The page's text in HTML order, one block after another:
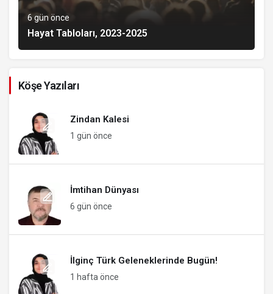
6 gün önce
Hayat Tabloları, 2023-2025
Köşe Yazıları
Zindan Kalesi
1 gün önce
İmtihan Dünyası
6 gün önce
İlginç Türk Geleneklerinde Bugün!
1 hafta önce